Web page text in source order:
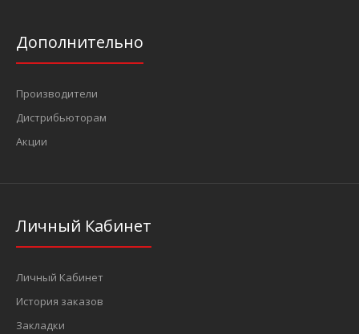
Дополнительно
Производители
Дистрибьюторам
Акции
Личный Кабинет
Личный Кабинет
История заказов
Закладки